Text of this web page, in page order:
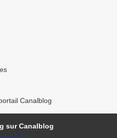
Canalblog
sur Canalblog